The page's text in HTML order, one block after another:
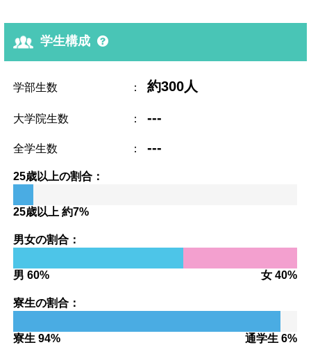
学生構成
学部生数 ： 約300人
大学院生数 ： ---
全学生数 ： ---
25歳以上の割合：
25歳以上 約7%
男女の割合：
男 60% 女 40%
寮生の割合：
寮生 94% 通学生 6%